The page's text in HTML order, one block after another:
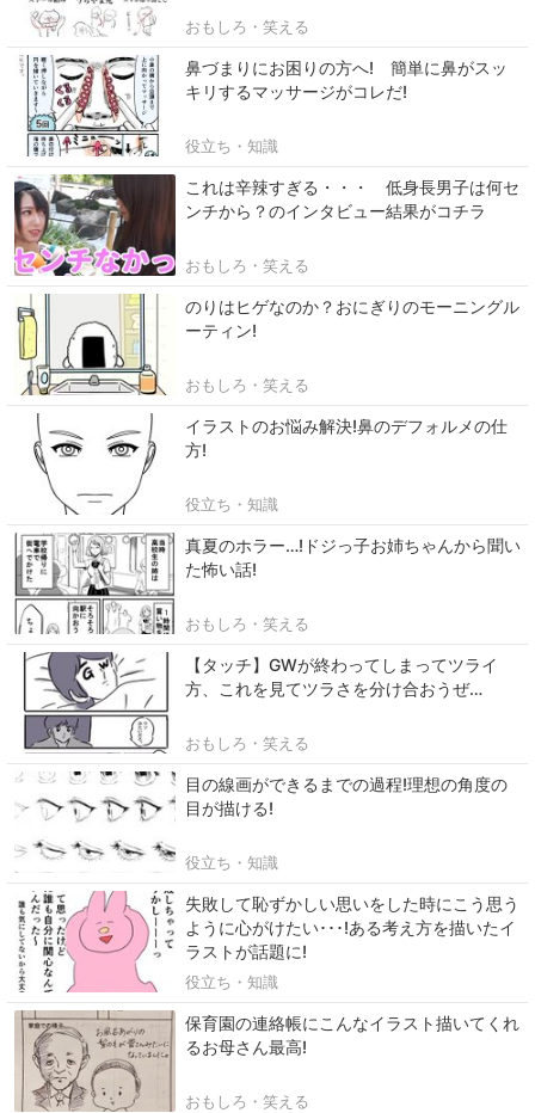
おもしろ・笑える
鼻づまりにお困りの方へ! 簡単に鼻がスッ
キリするマッサージがコレだ!
役立ち・知識
これは辛辣すぎる・・・ 低身長男子は何セ
ンチから？のインタビュー結果がコチラ
おもしろ・笑える
のりはヒゲなのか？おにぎりのモーニングル
ーティン!
おもしろ・笑える
イラストのお悩み解決!鼻のデフォルメの仕
方!
役立ち・知識
真夏のホラー…!ドジっ子お姉ちゃんから聞い
た怖い話!
おもしろ・笑える
【タッチ】GWが終わってしまってツライ
方、これを見てツラさを分け合おうぜ…
おもしろ・笑える
目の線画ができるまでの過程!理想の角度の
目が描ける!
役立ち・知識
失敗して恥ずかしい思いをした時にこう思う
ように心がけたい･･･!ある考え方を描いたイ
ラストが話題に!
役立ち・知識
保育園の連絡帳にこんなイラスト描いてくれ
るお母さん最高!
おもしろ・笑える